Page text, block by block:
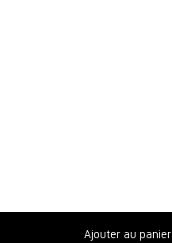
Ajouter au panier